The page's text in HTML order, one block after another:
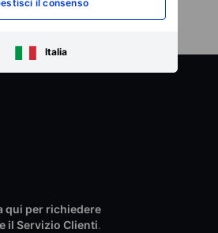
il consenso
Italia
qui per richiedere
il Servizio Clienti.